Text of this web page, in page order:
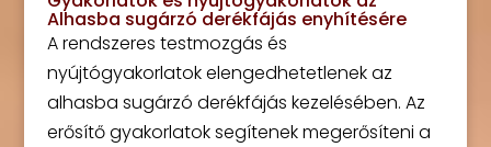
Alhasba sugárzó derékfájás enyhítésére
A rendszeres testmozgás és
nyújtógyakorlatok elengedhetetlenek az
alhasba sugárzó derékfájás kezelésében. Az
erősítő gyakorlatok segítenek megerősíteni a